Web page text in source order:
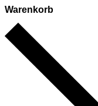
Warenkorb